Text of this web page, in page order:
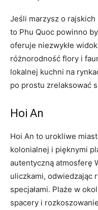
Jeśli marzysz o
to Phu Quoc powinno
⁢oferuje niezwykłe
różnorodność flory i
lokalnej kuchni na
po prostu zrelaksować
Hoi An
Hoi An to⁣ urokliwe
kolonialnej i pięknymi
autentyczną atmosferę
uliczkami, odwiedzając
specjałami. ⁣Plaże w
spacery i